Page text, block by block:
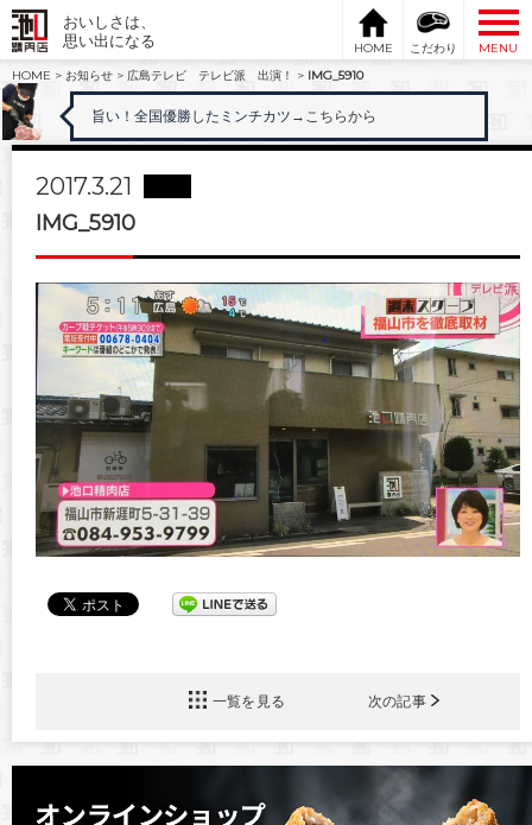
おいしさは、
思い出になる
HOME こだわり
MENU
HOME > お知らせ > 広島テレビ テレビ派 出演！ > IMG_5910
旨い！全国優勝したミンチカツ →こちらから
2017.3.21
IMG_5910
一覧を見る 次の記事